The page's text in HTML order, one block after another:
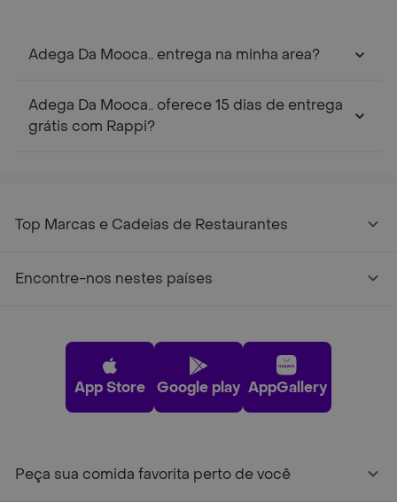
Adega Da Mooca.. entrega na minha area?
Adega Da Mooca.. oferece 15 dias de entrega
grátis com Rappi?
Top Marcas e Cadeias de Restaurantes
Encontre-nos nestes países
App Store Google play AppGallery
Peça sua comida favorita perto de você